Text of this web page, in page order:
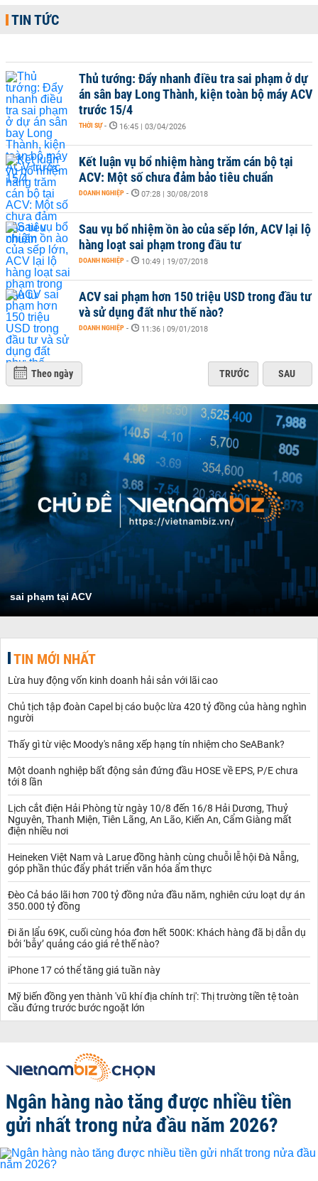
TIN TỨC
Thủ tướng: Đẩy nhanh điều tra sai phạm ở dự
án sân bay Long Thành, kiện toàn bộ máy ACV
trước 15/4
THỜI SỰ - 16:45 | 03/04/2026
Kết luận vụ bổ nhiệm hàng trăm cán bộ tại
ACV: Một số chưa đảm bảo tiêu chuẩn
DOANH NGHIỆP - 07:28 | 30/08/2018
Sau vụ bổ nhiệm ồn ào của sếp lớn, ACV lại lộ
hàng loạt sai phạm trong đầu tư
DOANH NGHIỆP - 10:49 | 19/07/2018
ACV sai phạm hơn 150 triệu USD trong đầu tư
và sử dụng đất như thế nào?
DOANH NGHIỆP - 11:36 | 09/01/2018
Theo ngày TRƯỚC SAU
sai phạm tại ACV
TIN MỚI NHẤT
Lừa huy động vốn kinh doanh hải sản với lãi cao
Chủ tịch tập đoàn Capel bị cáo buộc lừa 420 tỷ đồng của hàng nghìn
người
Thấy gì từ việc Moody's nâng xếp hạng tín nhiệm cho SeABank?
Một doanh nghiệp bất động sản đứng đầu HOSE về EPS, P/E chưa
tới 8 lần
Lịch cắt điện Hải Phòng từ ngày 10/8 đến 16/8 Hải Dương, Thuỷ
Nguyên, Thanh Miện, Tiên Lãng, An Lão, Kiến An, Cẩm Giàng mất
điện nhiều nơi
Heineken Việt Nam và Larue đồng hành cùng chuỗi lễ hội Đà Nẵng,
góp phần thúc đẩy phát triển văn hóa ẩm thực
Đèo Cả báo lãi hơn 700 tỷ đồng nửa đầu năm, nghiên cứu loạt dự án
350.000 tỷ đồng
Đi ăn lẩu 69K, cuối cùng hóa đơn hết 500K: Khách hàng đã bị dẫn dụ
bởi ‘bẫy’ quảng cáo giá rẻ thế nào?
iPhone 17 có thể tăng giá tuần này
Mỹ biến đồng yen thành 'vũ khí địa chính trị': Thị trường tiền tệ toàn
cầu đứng trước bước ngoặt lớn
Ngân hàng nào tăng được nhiều tiền
gửi nhất trong nửa đầu năm 2026?